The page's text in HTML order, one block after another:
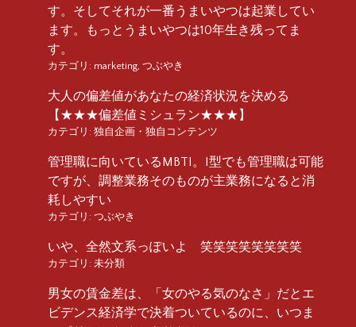
す。そしてそれが一番うまいやつは起業してい
ます。もっとうまいやつは10年生き残ってま
す。
カテゴリ: marketing, つぶやき
大人の偏差値があなたの経済状況を決める
【★★★偏差値ミシュラン★★★】
カテゴリ: 独自企画・独自コンテンツ
管理職に向いているMBTI。I型でも管理職は可能
ですが、調整業務そのものが主業務になると消
耗しやすい
カテゴリ: つぶやき
いや、全然文系っぽいよ 笑笑笑笑笑笑笑笑
カテゴリ: 未分類
男女の賃金差は、「女のやる気のなさ」だとエ
ビデンス経済学で決着ついているのに、いつま